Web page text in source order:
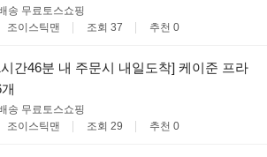
송 무료 토스쇼핑
조이스틱맨 조회 37 추천 0
간46분 내 주문시 내일도착] 케이준 프라
송 무료 토스쇼핑
조이스틱맨 조회 29 추천 0